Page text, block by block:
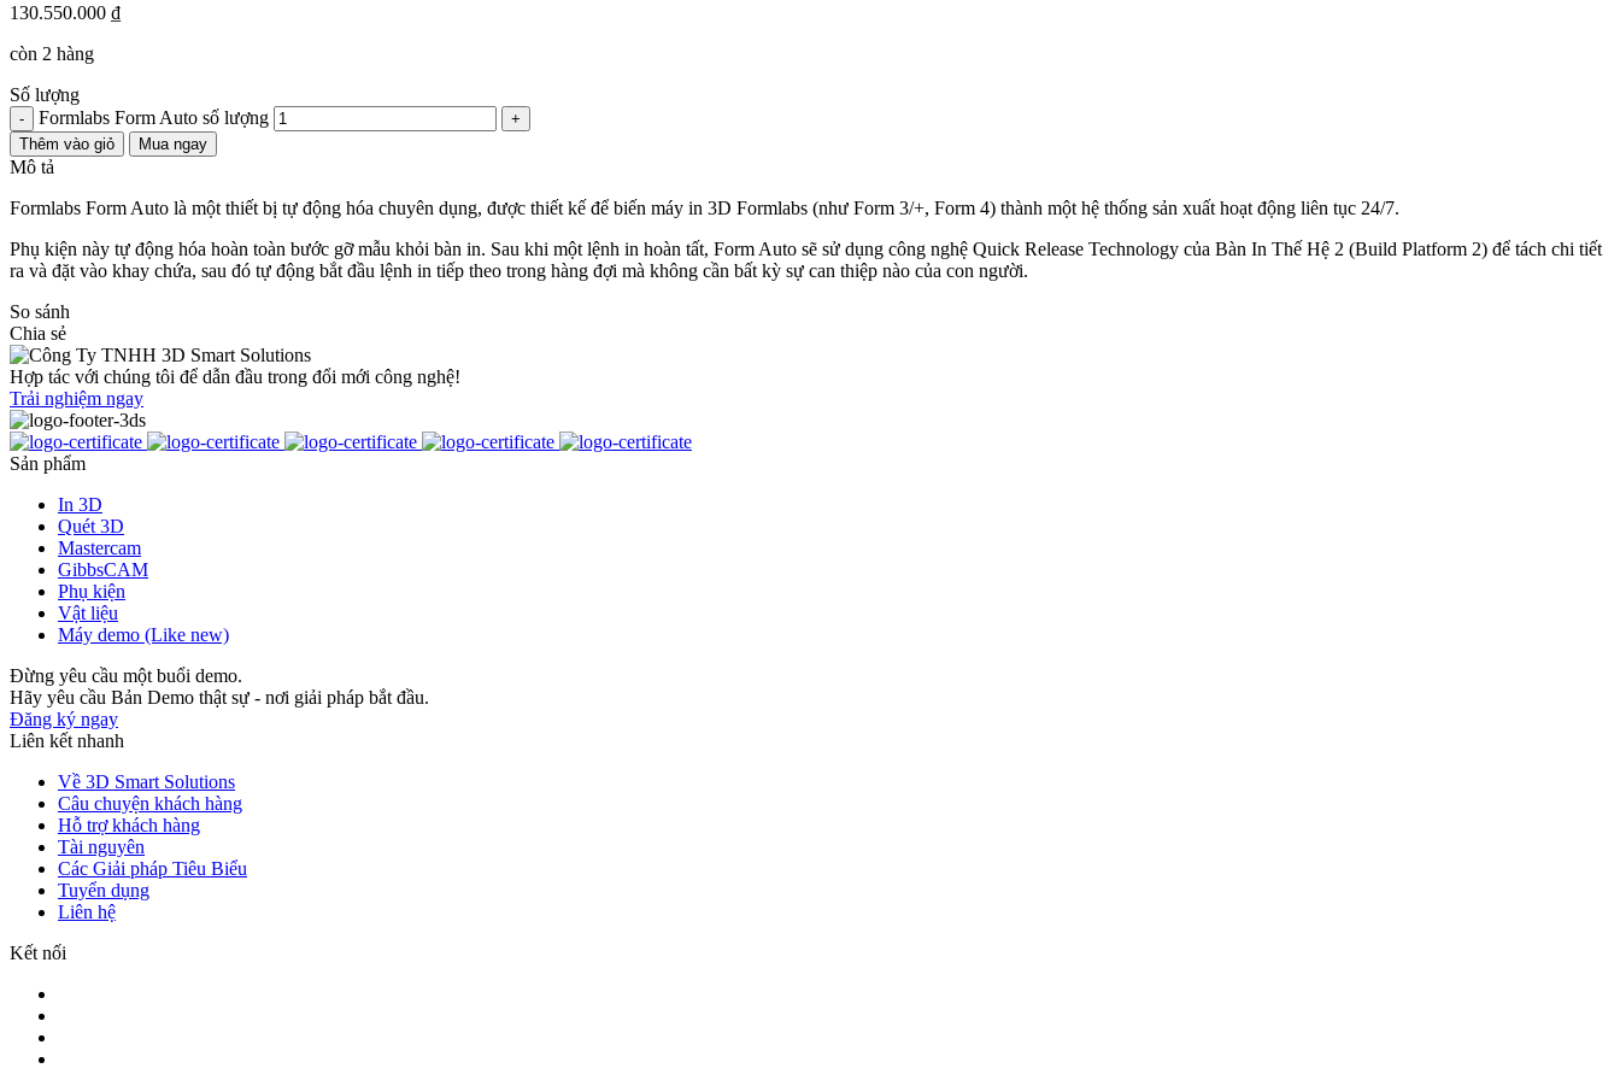
130.550.000 ₫
còn 2 hàng
Số lượng
- Formlabs Form Auto số lượng
+
Thêm vào giỏ
Mua ngay
Mô tả
Formlabs Form Auto là một thiết bị tự động hóa chuyên dụng, được thiết kế để biến máy in 3D Formlabs (như Form 3/+, Form 4) thành một hệ thống sản xuất hoạt động liên tục 24/7.
Phụ kiện này tự động hóa hoàn toàn bước gỡ mẫu khỏi bàn in. Sau khi một lệnh in hoàn tất, Form Auto sẽ sử dụng công nghệ Quick Release Technology của Bàn In Thế Hệ 2 (Build Platform 2) để tách chi tiết
ra và đặt vào khay chứa, sau đó tự động bắt đầu lệnh in tiếp theo trong hàng đợi mà không cần bất kỳ sự can thiệp nào của con người.
So sánh
Chia sẻ
Hợp tác với chúng tôi để dẫn đầu trong đổi mới công nghệ!
Trải nghiệm ngay
Sản phẩm
In 3D
Quét 3D
Mastercam
GibbsCAM
Phụ kiện
Vật liệu
Máy demo (Like new)
Đừng yêu cầu một buổi demo.
Hãy yêu cầu Bản Demo thật sự - nơi giải pháp bắt đầu.
Đăng ký ngay
Liên kết nhanh
Về 3D Smart Solutions
Câu chuyện khách hàng
Hỗ trợ khách hàng
Tài nguyên
Các Giải pháp Tiêu Biểu
Tuyển dụng
Liên hệ
Kết nối